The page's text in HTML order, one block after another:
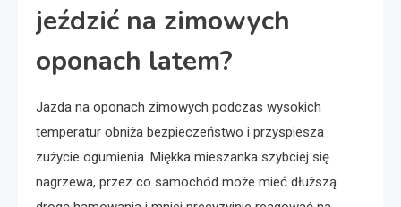
jeździć na zimowych
oponach latem?
Jazda na oponach zimowych podczas wysokich
temperatur obniża bezpieczeństwo i przyspiesza
zużycie ogumienia. Miękka mieszanka szybciej się
nagrzewa, przez co samochód może mieć dłuższą